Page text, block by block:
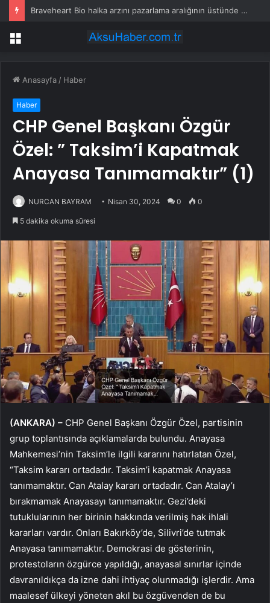
Braveheart Bio halka arzını pazarlama aralığının üstünde fiyatlandırıyor
Menü
Anasayfa / Haber
Haber
CHP Genel Başkanı Özgür
Özel: ” Taksim’i Kapatmak
Anayasa Tanımamaktır” (1)
NURCAN BAYRAM Nisan 30, 2024 0 0
5 dakika okuma süresi
(ANKARA) – CHP Genel Başkanı Özgür Özel, partisinin
grup toplantısında açıklamalarda bulundu. Anayasa
Mahkemesi’nin Taksim’le ilgili kararını hatırlatan Özel,
“Taksim kararı ortadadır. Taksim’i kapatmak Anayasa
tanımamaktır. Can Atalay kararı ortadadır. Can Atalay’ı
bırakmamak Anayasayı tanımamaktır. Gezi’deki
tutuklularının her birinin hakkında verilmiş hak ihlali
kararları vardır. Onları Bakırköy’de, Silivri’de tutmak
Anayasa tanımamaktır. Demokrasi de gösterinin,
protestoların özgürce yapıldığı, anayasal sınırlar içinde
davranıldıkça da izne dahi ihtiyaç olunmadığı işlerdir. Ama
maalesef ülkeyi yöneten akıl bu özgüvenden de bu